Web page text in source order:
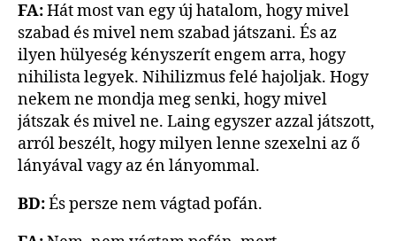
FA:Hát most van egy új hatalom, hogy mivel
szabad és mivel nem szabad játszani. És az
ilyen hülyeség kényszerít engem arra, hogy
nihilista legyek. Nihilizmus felé hajoljak. Hogy
nekem ne mondja meg senki, hogy mivel
játszak és mivel ne. Laing egyszer azzal játszott,
arról beszélt, hogy milyen lenne szexelni az ő
lányával vagy az én lányommal.
BD:És persze nem vágtad pofán.